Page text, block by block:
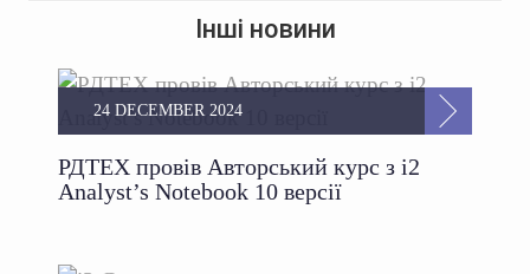
Інші новини
РДТЕХ провів Авторський курс з i2
Analyst’s Notebook 10 версії
24 DECEMBER 2024